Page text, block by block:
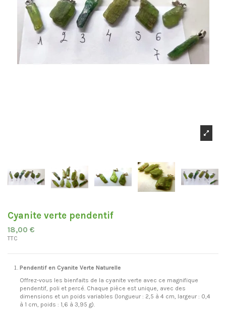
Cyanite verte pendentif
18,00 €
TTC
Pendentif en Cyanite Verte Naturelle
Offrez-vous les bienfaits de la cyanite verte avec ce magnifique
pendentif, poli et percé. Chaque pièce est unique, avec des
dimensions et un poids variables (longueur : 2,5 à 4 cm, largeur : 0,4
à 1 cm, poids : 1,6 à 3,95 g).